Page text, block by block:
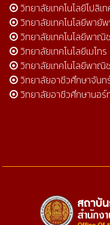
วิทยาลัยเทคโนโลยีโปลิเ
วิทยาลัยเทคโนโลยีพายั
วิทยาลัยเทคโนโลยีพาณิ
วิทยาลัยเทคโนโลยีเมโทร
วิทยาลัยเทคโนโลยีพาณิ
วิทยาลัยอาชีวศึกษาจันท
วิทยาลัยอาชีวศึกษานอร์